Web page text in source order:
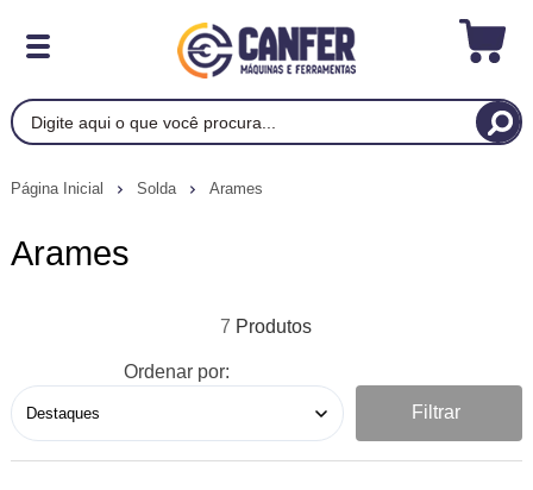
Página Inicial Solda Arames
Arames
7
Ordenar por:
Filtrar